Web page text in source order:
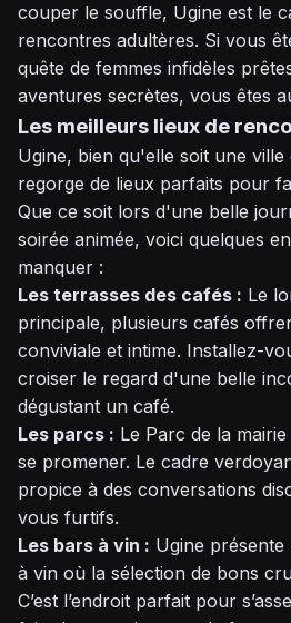
couper le souffle, Ugine est le
rencontres adultères. Si vous
quête de femmes infidèles
aventures secrètes, vous êtes
Les meilleurs lieux de
Ugine, bien qu'elle soit une ville
regorge de lieux parfaits pour
Que ce soit lors d'une belle
soirée animée, voici quelques
manquer :
Les terrasses des cafés : Le
principale, plusieurs cafés
conviviale et intime. Installez-
croiser le regard d'une belle
dégustant un café.
Les parcs : Le Parc de la
se promener. Le cadre
propice à des conversations
vous furtifs.
Les bars à vin : Ugine
à vin où la sélection de bons
C’est l’endroit parfait pour